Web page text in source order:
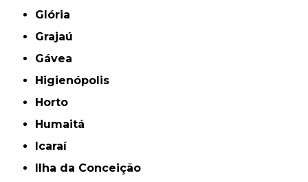
Glória
Grajaú
Gávea
Higienópolis
Horto
Humaitá
Icaraí
Ilha da Conceição